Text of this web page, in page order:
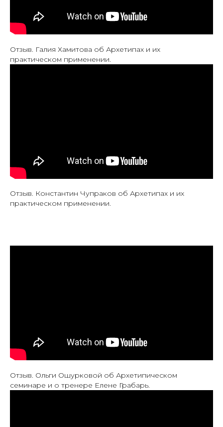
Отзыв. Галия Хамитова об Архетипах и их
практическом применении.
Отзыв. Константин Чупраков об Архетипах и их
практическом применении.
Отзыв. Ольги Ошурковой об Архетипическом
семинаре и о тренере Елене Грабарь.